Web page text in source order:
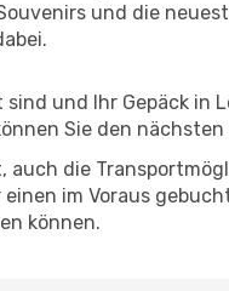
und die
sind und Ihr Gepäck
Sie den
auch die
im Voraus
können.